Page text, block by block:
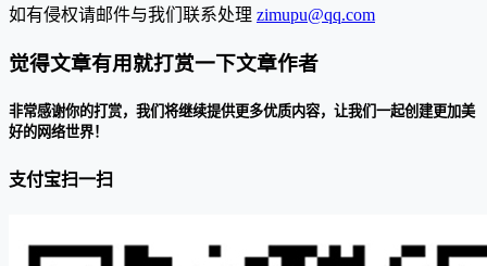
如有侵权请邮件与我们联系处理 zimupu@qq.com
觉得文章有用就打赏一下文章作者
非常感谢你的打赏，我们将继续提供更多优质内容，让我们一起创建更加美
好的网络世界！
支付宝扫一扫